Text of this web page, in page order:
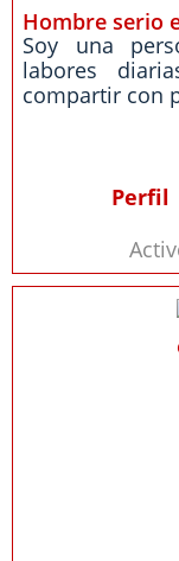
Hombre serio
Soy una
labores
compartir con
Perfil